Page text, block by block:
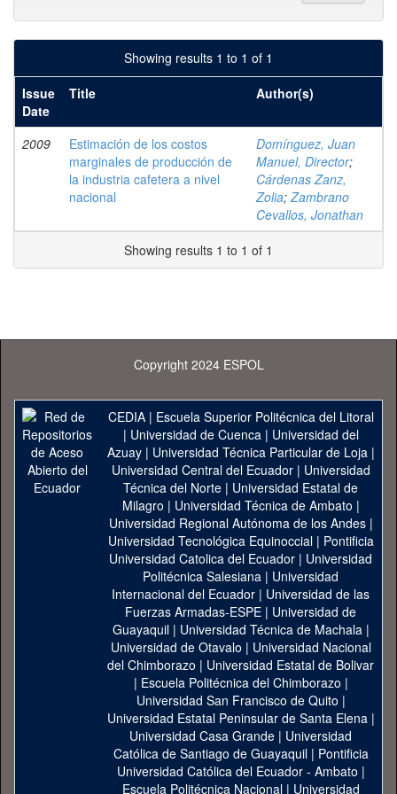
Showing results 1 to 1 of 1
Issue
Date
Title Author(s)
2009
Estimación de los costos
marginales de producción de
la industria cafetera a nivel
nacional
Domínguez, Juan
Manuel, Director;
Cárdenas Zanz,
Zolia;Zambrano
Cevallos, Jonathan
Showing results 1 to 1 of 1
Copyright 2024 ESPOL
CEDIA| Escuela Superior Politécnica del Litoral
| Universidad de Cuenca| Universidad del
Azuay| Universidad Técnica Particular de Loja|
Universidad Central del Ecuador| Universidad
Técnica del Norte | Universidad Estatal de
Milagro | Universidad Técnica de Ambato |
Universidad Regional Autónoma de los Andes|
Universidad Tecnológica Equinoccial| Pontificia
Universidad Catolica del Ecuador | Universidad
Politécnica Salesiana | Universidad
Internacional del Ecuador | Universidad de las
Fuerzas Armadas-ESPE | Universidad de
Guayaquil| Universidad Técnica de Machala|
Universidad de Otavalo | Universidad Nacional
del Chimborazo | Universidad Estatal de Bolivar
| Escuela Politécnica del Chimborazo |
Universidad San Francisco de Quito |
Universidad Estatal Peninsular de Santa Elena|
Universidad Casa Grande | Universidad
Católica de Santiago de Guayaquil| Pontificia
Universidad Católica del Ecuador - Ambato |
Escuela Politécnica Nacional| Universidad